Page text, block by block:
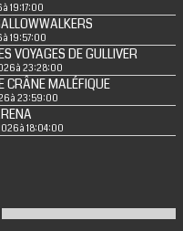
19:17:00
à 19:57:00
VOYAGES DE GULLIVER
à 23:28:00
CRÂNE MALÉFIQUE
à 23:59:00
à 18:04:00